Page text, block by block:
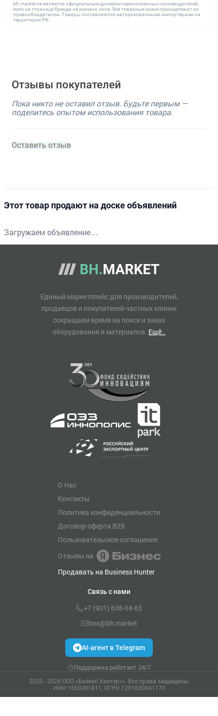
bh.market не является официальным дилером перечисленных производителей,
если на странице бренда не указано иное. Все товарные знаки принадлежат их
правообладателям. Товары поставляются авторизованными импортёрами на
территории РФ.
Отзывы покупателей
Пока никто не оставил отзыв. Будьте первым —
поделитесь опытом использования товара.
Оставить отзыв
Этот товар продают на доске объявлений
Загружаем объявление…
Единый маркетплейс для производителей,
продавцов и покупателей частных клиник
сокращаем время на поиск и заказ
оборудования и материалов. Ещё..
О Нас
Контакты
Политика конфиденциальности
Договор-оферта B2B
Пользовательское соглашение
Отзывы на
Продавать на Business Hunter
Связь с нами
+7 (901) 638-04-63
box@bh.market
AI-агент в Telegram
Поддержка работает 24/7
2020 - 2026 ООО «Бизнес Хантер>». Все права защищены.
ИНН 1650391811, ОГРН 1201600041170